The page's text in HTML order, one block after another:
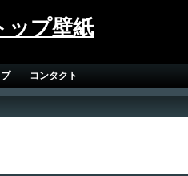
ップ壁紙
コンタクト